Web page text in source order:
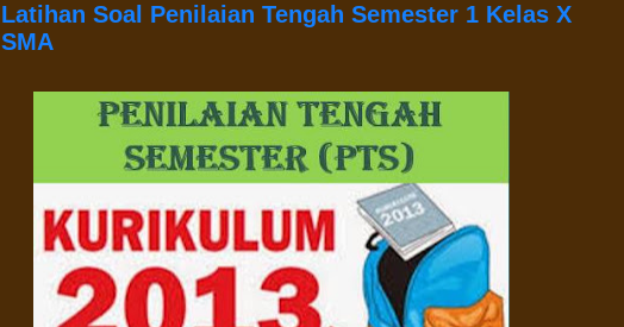
Latihan Soal Penilaian Tengah Semester 1 Kelas X
SMA